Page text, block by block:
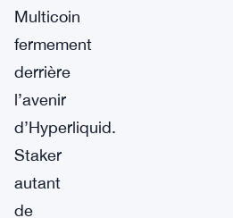
Multicoin
fermement
derrière
l’avenir
d’Hyperliquid.
Staker
autant
de